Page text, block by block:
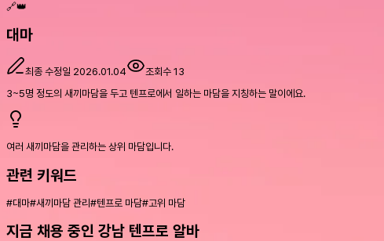
🔗👑
대마
최종 수정일 2026.01.04 조회수 13
3~5명 정도의 새끼마담을 두고 텐프로에서 일하는 마담을 지칭하는 말이에요.
여러 새끼마담을 관리하는 상위 마담입니다.
관련 키워드
#대마#새끼마담 관리#텐프로 마담#고위 마담
지금 채용 중인 강남 텐프로 알바